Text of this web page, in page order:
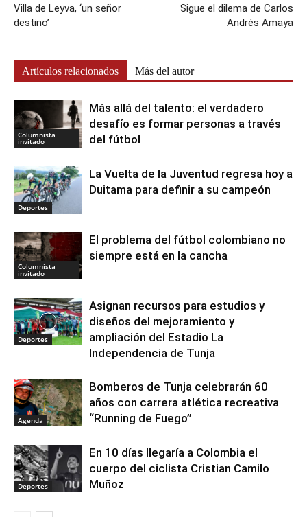
Villa de Leyva, ‘un señor
destino’
Sigue el dilema de Carlos
Andrés Amaya
Artículos relacionados Más del autor
Columnista
invitado
Más allá del talento: el verdadero
desafío es formar personas a través
del fútbol
Deportes
La Vuelta de la Juventud regresa hoy a
Duitama para definir a su campeón
Columnista
invitado
El problema del fútbol colombiano no
siempre está en la cancha
Deportes
Asignan recursos para estudios y
diseños del mejoramiento y
ampliación del Estadio La
Independencia de Tunja
Agenda
Bomberos de Tunja celebrarán 60
años con carrera atlética recreativa
“Running de Fuego”
Deportes
En 10 días llegaría a Colombia el
cuerpo del ciclista Cristian Camilo
Muñoz